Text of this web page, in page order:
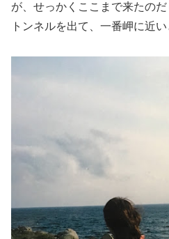
が、せっかくここまで来たのだ
トンネルを出て、一番岬に近